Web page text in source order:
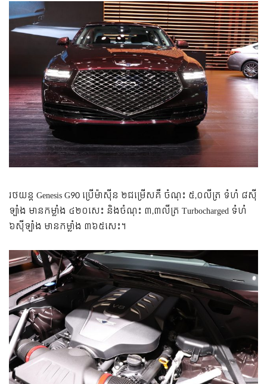
រថយន្ត Genesis G90 ប្រើម៉ាស៊ីន ២ជម្រើសគឺ ចំណុះ ៥,០លីត្រ ទំហំ ៨ស៊ី
ឡាំង មានកម្លាំង ៤២០សេះ និងចំណុះ ៣,៣លីត្រ Turbocharged ទំហំ
៦ស៊ីឡាំង មានកម្លាំង ៣៦៥សេះ។